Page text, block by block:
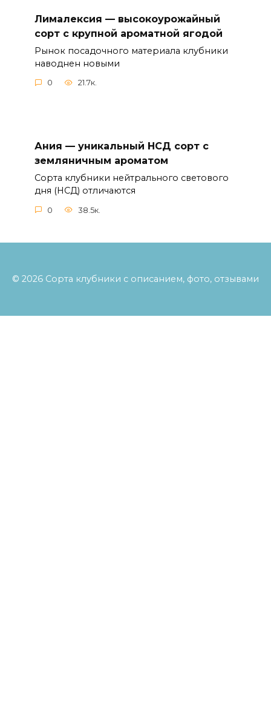
Лималексия — высокоурожайный
сорт с крупной ароматной ягодой
Рынок посадочного материала клубники
наводнен новыми
0 21.7к.
Ания — уникальный НСД сорт с
земляничным ароматом
Сорта клубники нейтрального светового
дня (НСД) отличаются
0 38.5к.
© 2026 Сорта клубники с описанием, фото, отзывами